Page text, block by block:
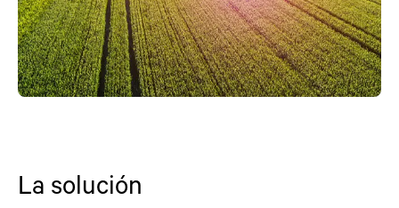
La solución